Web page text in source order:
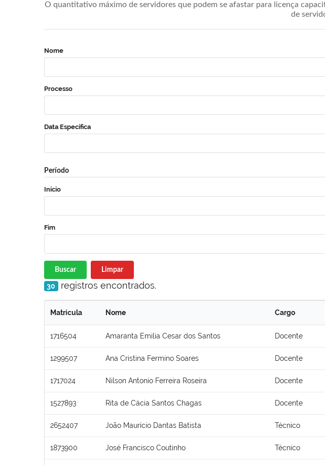
O quantitativo máximo de servidores que podem se afastar para licença
de
Nome
Processo
Data Específica
Período
Início
Fim
Buscar Limpar
30 registros encontrados.
Matrícula Nome Cargo
1716504 Amaranta Emilia Cesar dos Santos Docente
1299507 Ana Cristina Fermino Soares Docente
1717024 Nilson Antonio Ferreira Roseira Docente
1527893 Rita de Cácia Santos Chagas Docente
2652407 João Maurício Dantas Batista Técnico
1873900 José Francisco Coutinho Técnico